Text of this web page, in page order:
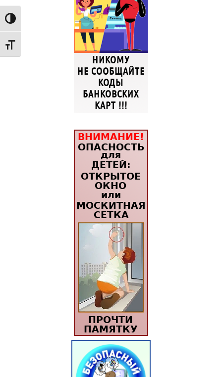
Переключить на высокую контрастность
Переключить на увеличенный шрифт